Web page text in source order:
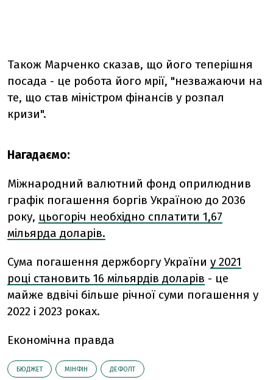
Також Марченко сказав, що його теперішня
посада - це робота його мрії, "незважаючи на
те, що став міністром фінансів у розпал
кризи".
Нагадаємо:
Міжнародний валютний фонд оприлюднив
графік погашення боргів Україною до 2036
року, цьогоріч необхідно сплатити 1,67
мільярда доларів.
Сума погашення держборгу України у 2021
році становить 16 мільярдів доларів - це
майже вдвічі більше річної суми погашення у
2022 і 2023 роках.
Економічна правда
БЮДЖЕТ МІНФІН ДЕФОЛТ